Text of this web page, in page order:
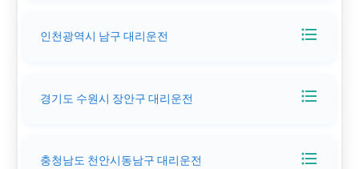
인천광역시 남구 대리운전 format_list_bulleted
경기도 수원시 장안구 대리운전 format_list_bulleted
충청남도 천안시동남구 대리운전 format_list_bulleted